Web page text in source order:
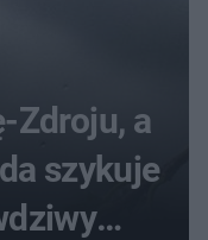
Zdroju, a
szykuje